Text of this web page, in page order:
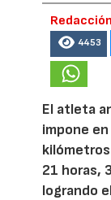
4453
El atleta
impone
21 horas,
logrando